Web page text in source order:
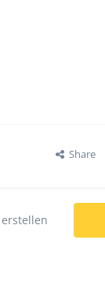
Share